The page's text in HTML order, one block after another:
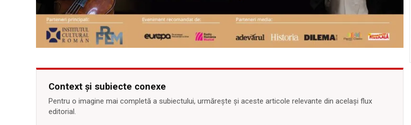
Context și subiecte conexe
Pentru o imagine mai completă a subiectului, urmărește și aceste articole relevante din același flux
editorial.